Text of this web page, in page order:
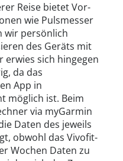
Reise bietet Vor-
wie Pulsmesser
wir persönlich
des Geräts mit
sich hingegen
da das
App in
möglich ist. Beim
via myGarmin
Daten des jeweils
obwohl das Vivofit-
Wochen Daten zu